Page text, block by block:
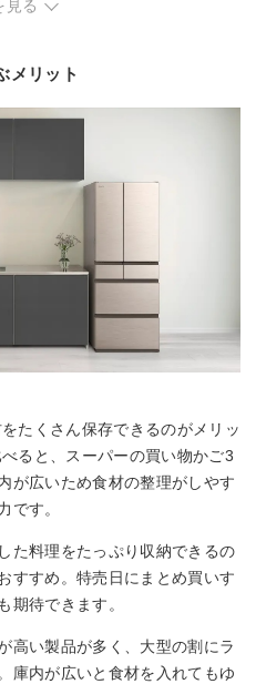
見る
メリット
たくさん保存できるのがメリッ
ると、スーパーの買い物かご3
が広いため食材の整理がしやす
です。
た料理をたっぷり収納できるの
すすめ。特売日にまとめ買いす
期待できます。
高い製品が多く、大型の割にラ
庫内が広いと食材を入れてもゆ